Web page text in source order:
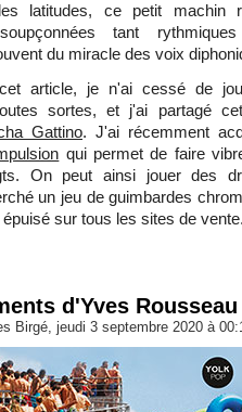
latitudes, ce petit machin
tant
du miracle des voix
article, je n'ai cessé de
sortes, et j'ai partagé
Gattino. J'ai récemment
qui permet de faire
On peut ainsi jouer des
un jeu de guimbardes
sur tous les sites de
d'Yves Rousseau
Birgé, jeudi 3 septembre 2020 à